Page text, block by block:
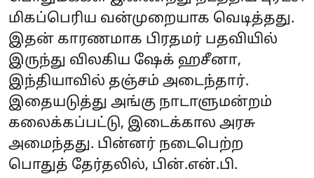
மிகப்பெரிய வன்முறையாக வெடித்தது.
இதன் காரணமாக பிரதமர் பதவியில்
இருந்து விலகிய ஷேக் ஹசீனா,
இந்தியாவில் தஞ்சம் அடைந்தார்.
இதையடுத்து அங்கு நாடாளுமன்றம்
கலைக்கப்பட்டு, இடைக்கால அரசு
அமைந்தது. பின்னர் நடைபெற்ற
பொதுத் தேர்தலில், பின்.என்.பி.